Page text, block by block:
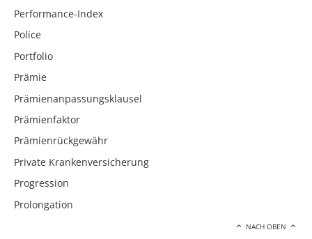
Performance-Index
Police
Portfolio
Prämie
Prämienanpassungsklausel
Prämienfaktor
Prämienrückgewähr
Private Krankenversicherung
Progression
Prolongation
NACH OBEN